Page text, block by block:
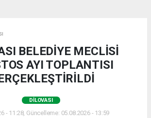
BELEDİYE MECLİSİ
AYI TOPLANTISI
DILOVASI
- 11:28, Güncelleme: 05.08.2026 - 13:59